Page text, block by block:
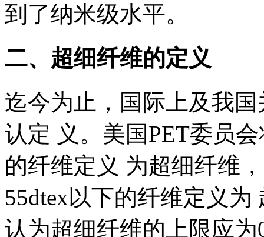
到了纳米级水平。
二、超细纤维的定义
迄今为止，国际上及我
认定 义。美国PET委员
的纤维定义 为超细纤维
55dtex以下的纤维定义
认为超细纤维的上限应